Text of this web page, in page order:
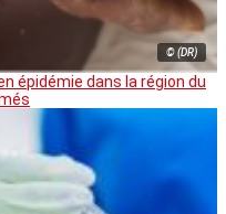
© (DR)
épidémie dans la région du